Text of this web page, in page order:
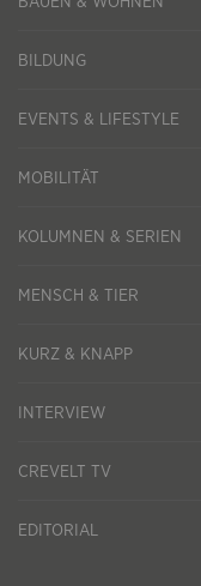
BILDUNG
EVENTS & LIFESTYLE
MOBILITÄT
KOLUMNEN & SERIEN
MENSCH & TIER
KURZ & KNAPP
INTERVIEW
CREVELT TV
EDITORIAL